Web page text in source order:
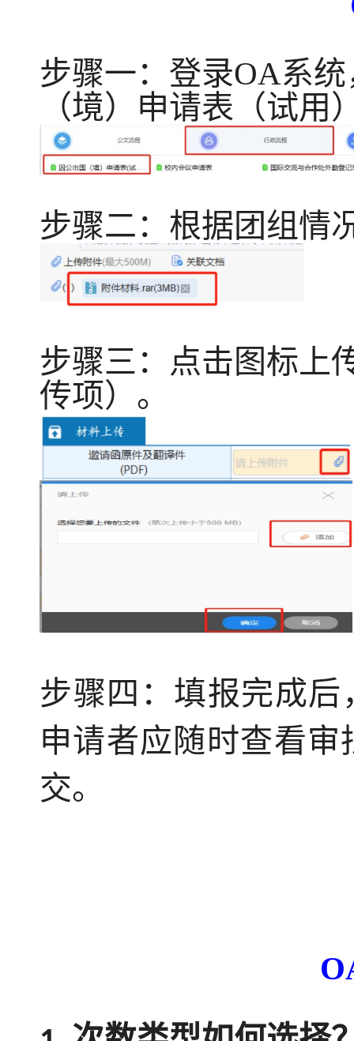
步骤一：登录OA系统
（境）申请表（试用
步骤二：根据团组情
步骤三：点击图标上
传项）。
步骤四：填报完成后
申请者应随时查看
交。